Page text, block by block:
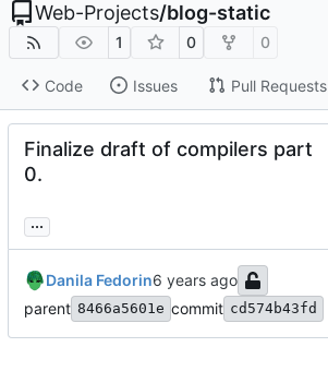
Web-Projects/blog-static
1 0 0
Code Issues Pull Requests
Finalize draft of compilers part
0.
...
Danila Fedorin
parent 8466a5601e commit cd574b43fd